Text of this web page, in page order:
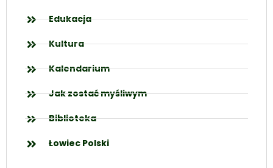
Edukacja
Kultura
Kalendarium
Jak zostać myśliwym
Biblioteka
Łowiec Polski